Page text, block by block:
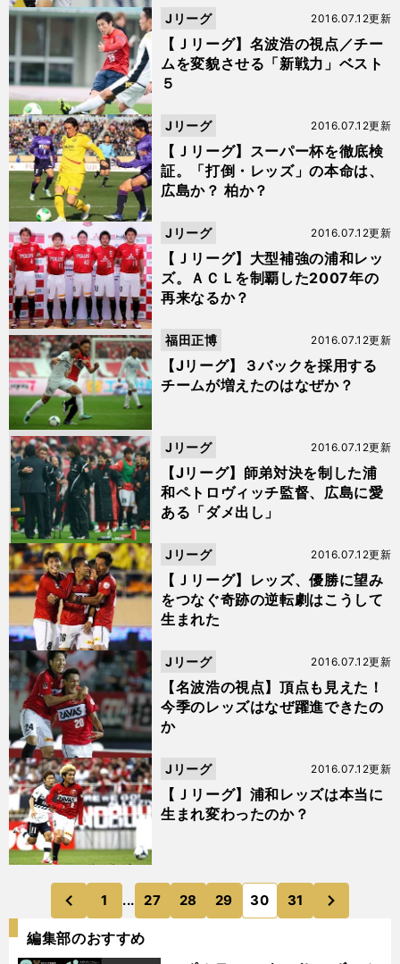
【Ｊリーグ】名波浩の視点／チー
ムを変貌させる「新戦力」ベスト
５
2016.07.12更新
Jリーグ
【Ｊリーグ】スーパー杯を徹底検
証。「打倒・レッズ」の本命は、
広島か？ 柏か？
2016.07.12更新
Jリーグ
【Ｊリーグ】大型補強の浦和レッ
ズ。ＡＣＬを制覇した2007年の
再来なるか？
2016.07.12更新
Jリーグ
【Jリーグ】３バックを採用する
チームが増えたのはなぜか？
2016.07.12更新
福田正博
【Jリーグ】師弟対決を制した浦
和ペトロヴィッチ監督、広島に愛
ある「ダメ出し」
2016.07.12更新
Jリーグ
【Ｊリーグ】レッズ、優勝に望み
をつなぐ奇跡の逆転劇はこうして
生まれた
2016.07.12更新
Jリーグ
【名波浩の視点】頂点も見えた！
今季のレッズはなぜ躍進できたの
か
2016.07.12更新
Jリーグ
【Ｊリーグ】浦和レッズは本当に
生まれ変わったのか？
2016.07.12更新
Jリーグ
前
1 ... 27 28 29 30 31
のページへ
編集部のおすすめ